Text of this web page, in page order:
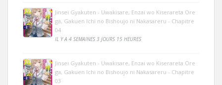
Jinsei Gyakuten - Uwakisare, Enzai wo Kiserareta Ore
ga, Gakuen Ichi no Bishoujo ni Nakasareru - Chapitre
04
IL Y A 4 SEMAINES 3 JOURS 15 HEURES
Jinsei Gyakuten - Uwakisare, Enzai wo Kiserareta Ore
ga, Gakuen Ichi no Bishoujo ni Nakasareru - Chapitre
03